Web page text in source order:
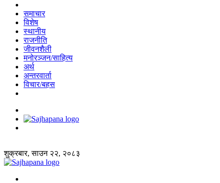
समाचार
विशेष
स्थानीय
राजनीति
जीवनशैली
मनोरञ्जन/साहित्य
अर्थ
अन्तरवार्ता
विचार/बहस
शुक्रबार, साउन २२, २०८३